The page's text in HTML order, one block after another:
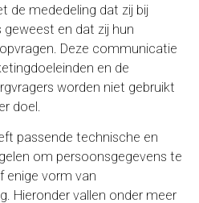
de mededeling dat zij bij
geweest en dat zij hun
Deze communicatie
en de
worden niet gebruikt
doel.
passende technische en
om persoonsgegevens te
enige vorm van
Hieronder vallen onder meer